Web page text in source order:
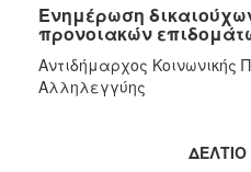
2022
2021
2020
Ενημέρωση
προνοιακών
Αντιδήμαρχος Κοινωνικής
Αλληλεγγύης